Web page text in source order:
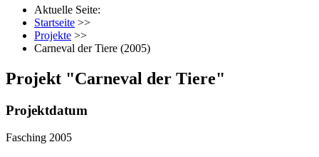
Aktuelle Seite:
Startseite >>
Projekte >>
Carneval der Tiere (2005)
Projekt "Carneval der Tiere"
Projektdatum
Fasching 2005